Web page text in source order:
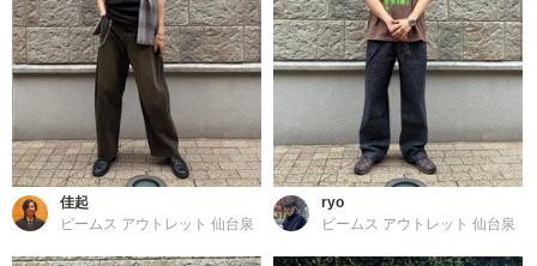
佳起
ビームス アウトレット 仙台泉
ryo
ビームス アウトレット 仙台泉